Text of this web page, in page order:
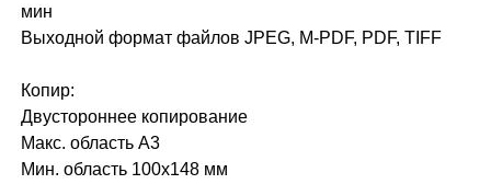
мин
Выходной формат файлов JPEG, M-PDF, PDF, TIFF
Копир:
Двустороннее копирование
Макс. область A3
Мин. область 100х148 мм